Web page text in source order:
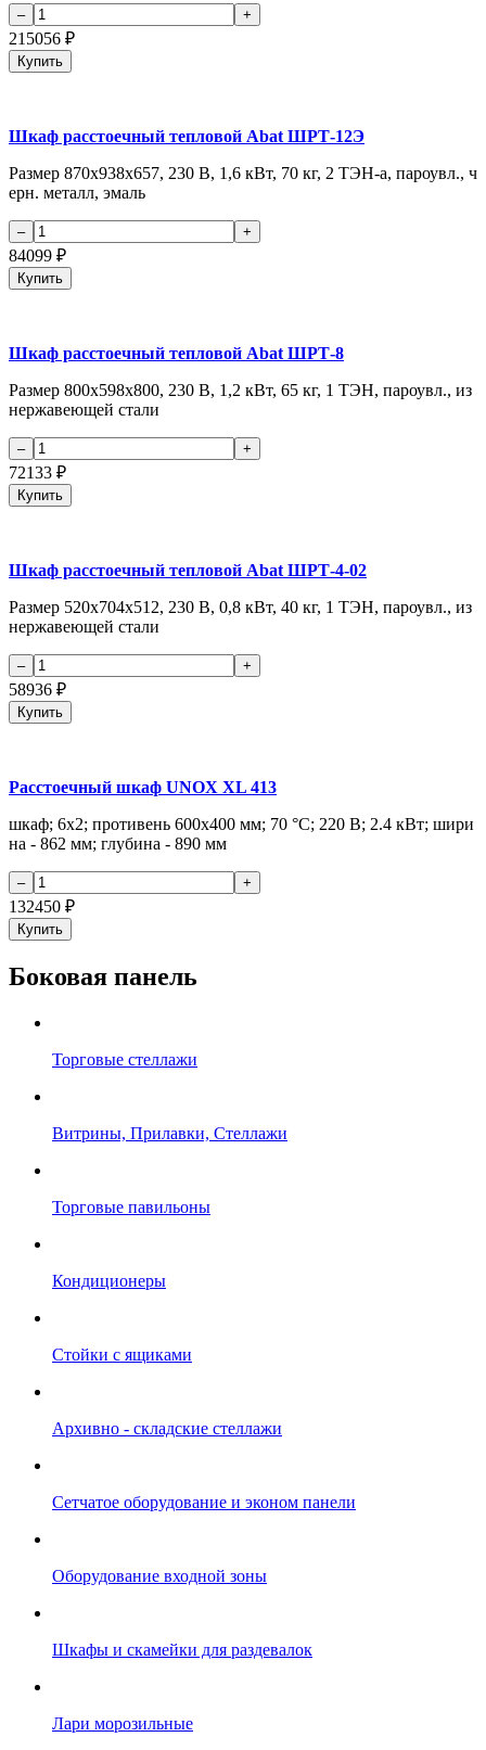
215056 ₽
Купить
Шкаф расстоечный тепловой Abat ШРТ-12Э
Размер 870х938х657, 230 В, 1,6 кВт, 70 кг, 2 ТЭН-а, пароувл., ч
ерн. металл, эмаль
84099 ₽
Купить
Шкаф расстоечный тепловой Abat ШРТ-8
Размер 800х598х800, 230 В, 1,2 кВт, 65 кг, 1 ТЭН, пароувл., из
нержавеющей стали
72133 ₽
Купить
Шкаф расстоечный тепловой Abat ШРТ-4-02
Размер 520х704х512, 230 В, 0,8 кВт, 40 кг, 1 ТЭН, пароувл., из
нержавеющей стали
58936 ₽
Купить
Расстоечный шкаф UNOX XL 413
шкаф; 6х2; противень 600х400 мм; 70 °С; 220 В; 2.4 кВт; шири
на - 862 мм; глубина - 890 мм
132450 ₽
Купить
Боковая панель
Торговые стеллажи
Витрины, Прилавки, Стеллажи
Торговые павильоны
Кондиционеры
Стойки с ящиками
Архивно - складские стеллажи
Сетчатое оборудование и эконом панели
Оборудование входной зоны
Шкафы и скамейки для раздевалок
Лари морозильные